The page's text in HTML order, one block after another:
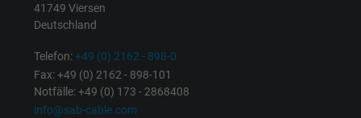
Zweck
Name fr, Facebook Pixel
41749 Viersen
Deutschland
Telefon:+49 (0) 2162 - 898-0
Fax: +49 (0) 2162 - 898-101
Notfälle: +49 (0) 173 - 2868408
info@sab-cable.com